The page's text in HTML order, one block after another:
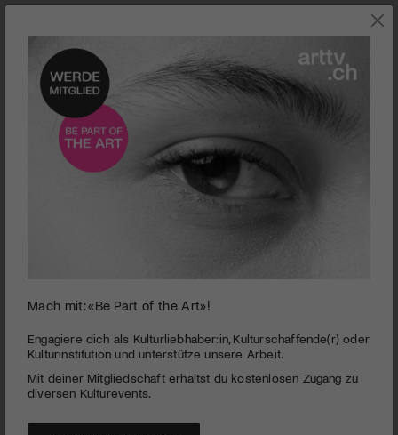
Nationales Jugendtheaterclub Festival | Spiilplätz
PUBLIZIERT AM 29. MAI 2015
dass sich die verschiedenen Jugendtheater-Formationen der
Schweiz gegenseitig ihre Arbeiten präsentieren.
MEHR
Mach mit: «Be Part of the Art»!
Engagiere dich als Kulturliebhaber:in, Kulturschaffende(r) oder
Kulturinstitution und unterstütze unsere Arbeit.
Mit deiner Mitgliedschaft erhältst du kostenlosen Zugang zu
diversen Kulturevents.